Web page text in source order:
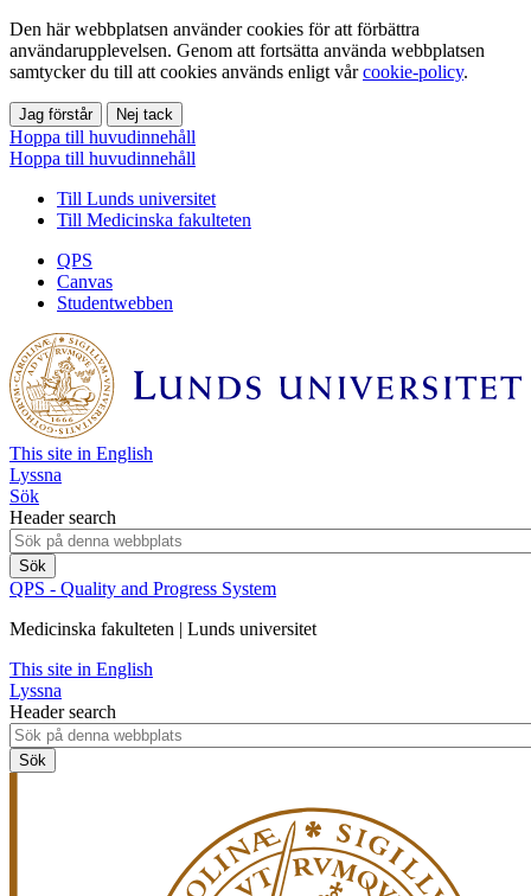
Den här webbplatsen använder cookies för att förbättra
användarupplevelsen. Genom att fortsätta använda webbplatsen
samtycker du till att cookies används enligt vårcookie-policy.
Jag förstår Nej tack
Hoppa till huvudinnehåll
Hoppa till huvudinnehåll
Till Lunds universitet
Till Medicinska fakulteten
QPS
Canvas
Studentwebben
This site in English
Lyssna
Sök
Header search
QPS - Quality and Progress System
Medicinska fakulteten | Lunds universitet
This site in English
Lyssna
Header search